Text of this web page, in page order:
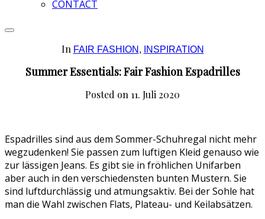
CONTACT
In FAIR FASHION , INSPIRATION
Summer Essentials: Fair Fashion Espadrilles
Posted on 11. Juli 2020
Espadrilles sind aus dem Sommer-Schuhregal nicht mehr
wegzudenken! Sie passen zum luftigen Kleid genauso wie
zur lässigen Jeans. Es gibt sie in fröhlichen Unifarben
aber auch in den verschiedensten bunten Mustern. Sie
sind luftdurchlässig und atmungsaktiv. Bei der Sohle hat
man die Wahl zwischen Flats, Plateau- und Keilabsätzen.